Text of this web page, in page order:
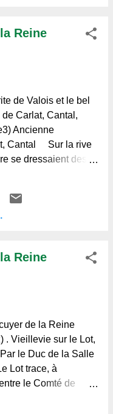
l'Auvergne, loin des
de la Ligue. Mais,
désolait vallées et
sans trêve,
des centaines de
noire, dont aucun
alors les ravages,
Auvergne par les
en proche la
nombreux avaient
Reine
de Valois et le bel
Carlat, Cantal,
Ancienne
Cantal Sur la rive
se dressaient des
s'escrimaient à
alors le prix
fortune. De taille
charpenté, son
athlétique sous
à chaque effort
avec sa chevelure
bas sur le front,
aux lèvres
ses yeux noirs et
Reine
de la Reine
. Vieillevie sur le Lot,
le Duc de la Salle
Lot trace, à
le Comté de